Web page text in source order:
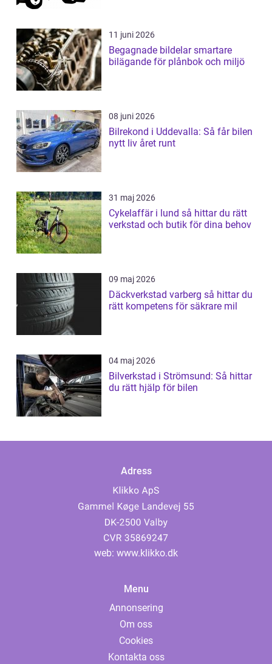
11 juni 2026
Begagnade bildelar smartare
bilägande för plånbok och miljö
08 juni 2026
Bilrekond i Uddevalla: Så får bilen
nytt liv året runt
31 maj 2026
Cykelaffär i lund så hittar du rätt
verkstad och butik för dina behov
09 maj 2026
Däckverkstad varberg så hittar du
rätt kompetens för säkrare mil
04 maj 2026
Bilverkstad i Strömsund: Så hittar
du rätt hjälp för bilen
Adress
web: www.klikko.dk
Menu
Annonsering
Om oss
Cookies
Kontakta oss